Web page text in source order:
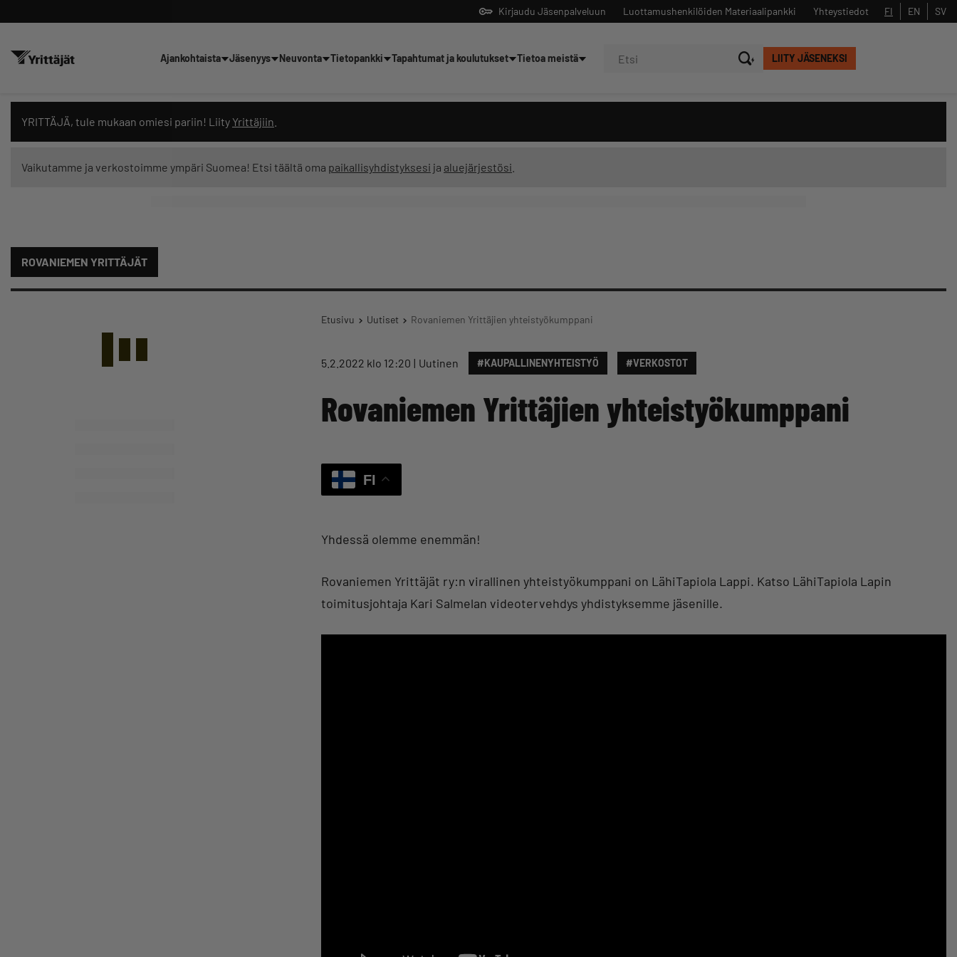
Kirjaudu Jäsenpalveluun Yhteystiedot
Luottamushenkilöiden Materiaalipankki FI EN SV
LIITY JÄSENEKSI
Ajankohtaista Jäsenyys Neuvonta Tietopankki Tapahtumat ja koulutukset Tietoa meistä
YRITTÄJÄ, tule mukaan omiesi pariin! Liity Yrittäjiin
Vaikutamme ja verkostoimme ympäri Suomea! Etsi täältä oma paikallisyhdistyksesi ja aluejärjestösi
ROVANIEMEN YRITTÄJÄT
Etusivu Uutiset Rovaniemen Yrittäjien yhteistyökumppani
5.2.2022 klo 12:20 Uutinen #KAUPALLINENYHTEISTYÖ #VERKOSTOT
Rovaniemen Yrittäjien yhteistyökumppani
FI
Yhdessä olemme enemmän!
Rovaniemen Yrittäjät ry:n virallinen yhteistyökumppani on LähiTapiola Lappi. Katso LähiTapiola Lapin
toimitusjohtaja Kari Salmelan videotervehdys yhdistyksemme jäsenille.
Sulje
Hae sivustolta tai kysy suoraan Yrittäjien tekoälyltä